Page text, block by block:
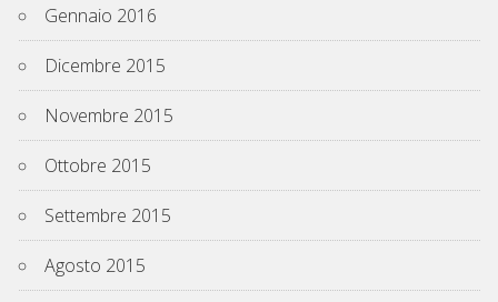
Gennaio 2016
Dicembre 2015
Novembre 2015
Ottobre 2015
Settembre 2015
Agosto 2015